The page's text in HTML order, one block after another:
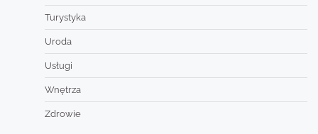
Turystyka
Uroda
Usługi
Wnętrza
Zdrowie